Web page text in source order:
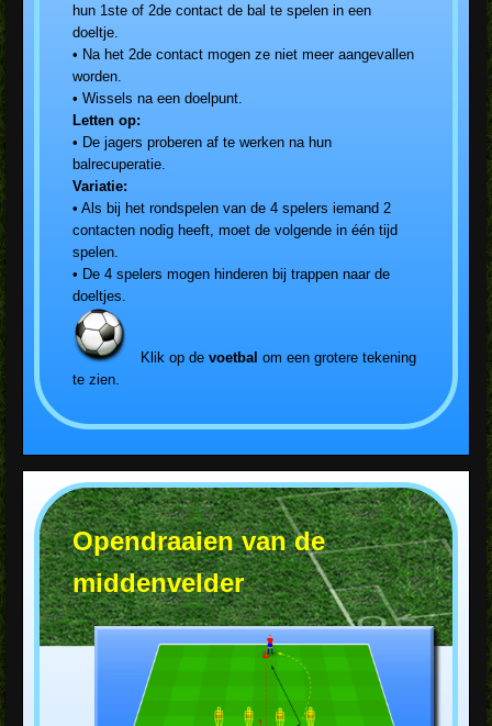
hun 1ste of 2de contact de bal te spelen in een
doeltje.
• Na het 2de contact mogen ze niet meer aangevallen
worden.
• Wissels na een doelpunt.
Letten op:
• De jagers proberen af te werken na hun
balrecuperatie.
Variatie:
• Als bij het rondspelen van de 4 spelers iemand 2
contacten nodig heeft, moet de volgende in één tijd
spelen.
• De 4 spelers mogen hinderen bij trappen naar de
doeltjes.
Klik op de voetbal om een grotere tekening
te zien.
Opendraaien van de
middenvelder